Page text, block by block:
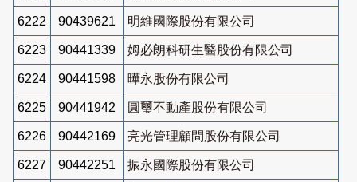
6222 90439621 明維國際股份有限公司
6223 90441339 姆必朗科研生醫股份有限公司
6224 90441598 曄永股份有限公司
6225 90441942 圓璽不動產股份有限公司
6226 90442169 亮光管理顧問股份有限公司
6227 90442251 振永國際股份有限公司